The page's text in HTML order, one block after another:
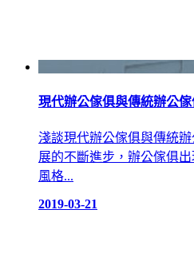
現代辦公傢俱與傳統辦公傢
淺談現代辦公傢俱與傳統
展的不斷進步，辦公傢俱
風格...
2019-03-21